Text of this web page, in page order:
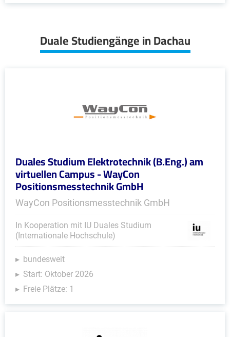
Duale Studiengänge in Dachau
Duales Studium Elektrotechnik (B.Eng.) am
virtuellen Campus - WayCon
Positionsmesstechnik GmbH
WayCon Positionsmesstechnik GmbH
In Kooperation mit IU Duales Studium
(Internationale Hochschule)
bundesweit
Start: Oktober 2026
Freie Plätze: 1